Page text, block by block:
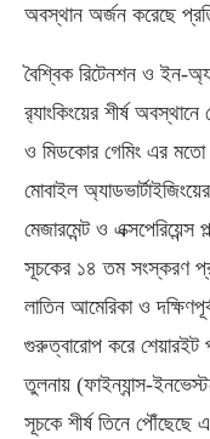
অবস্থান অর্জন করেছে
বৈশ্বিক রিটেনশন ও ইন-
র‌্যাংকিংয়ের শীর্ষ
ও মিডকোর গেমিং এর মতো
মোবাইল
মেজারমেন্ট ও
সূচকের ১৪ তম সংস্করণ
লাতিন আমেরিকা ও
গুরুত্বারোপ করে
তুলনায় (ফাইন্যান্স-
সূচকে শীর্ষ তিনে পৌঁছেছে